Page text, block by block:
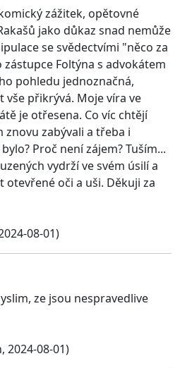
zážitek, opětovné
jako důkaz snad nemůže
se svědectvími "něco za
Foltýna s advokátem
pohledu jednoznačná,
vše přikrývá. Moje víra ve
je otřesena. Co víc chtějí
zabývali a třeba i
Proč není zájem? Tuším...
vydrží ve svém úsilí a
oči a uši. Děkuji za
08-01)
ze jsou nespravedlive
2024-08-01)